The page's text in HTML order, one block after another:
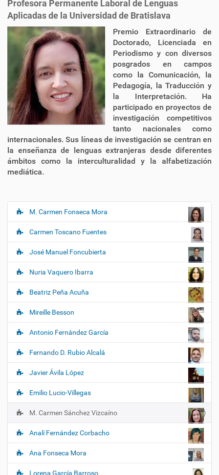
Profesora Permanente Laboral de Lenguas
Aplicadas de la Universidad de Bratislava
Premio Extraordinario de
Doctorado, Licenciada en
Periodismo y con diversos
posgrados en campos
como la Comunicación, la
Pedagogía, la Traducción y
la Interpretación. Ha
participado en proyectos de
investigación competitivos
tanto nacionales como
internacionales. Sus líneas de investigación se centran en
la enseñanza de lenguas extranjeras desde diferentes
ámbitos como la interculturalidad y la alfabetización
mediática.
N
a
e
g
a
c
i
ó
n
M. Carmen Fonseca Mora
Carmen Toscano Fuentes
José Manuel Foncubierta
Nuria Vaquero Ibarra
Beatriz Peña Acuña
Mireille Besson
Antonio Fernández García
Fernando D. Rubio Alcalá
Javier Ávila López
Emilio Lucio-Villegas
M. Carmen Sánchez Vizcaíno
Analí Fernández Corbacho
Ana Fonseca Mora
Lorena García Barroso